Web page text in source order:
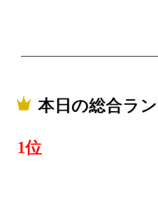
本日の総合ラ
1位